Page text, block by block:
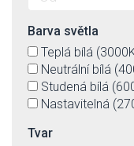
Barva světla
Teplá bílá
Neutrální bílá
Studená bílá
Nastavitelná
Tvar